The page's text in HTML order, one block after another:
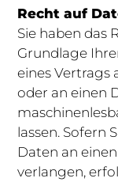
Recht auf
Sie haben das
Grundlage
eines Vertrags
oder an einen
lassen. Sofern
Daten an
verlangen,